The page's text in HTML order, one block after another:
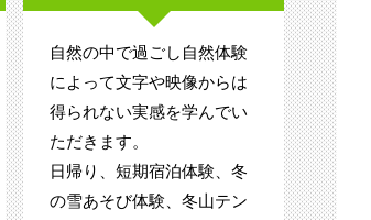
自然の中で過ごし自然体験
によって文字や映像からは
得られない実感を学んでい
ただきます。
日帰り、短期宿泊体験、冬
の雪あそび体験、冬山テン